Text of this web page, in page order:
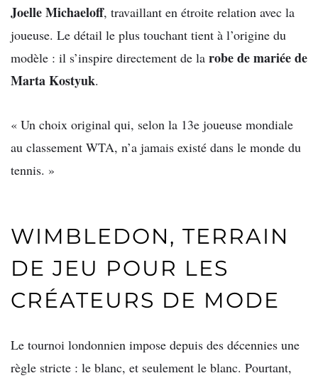
Joelle Michaeloff, travaillant en étroite relation avec la
joueuse. Le détail le plus touchant tient à l’origine du
modèle : il s’inspire directement de la robe de mariée de
Marta Kostyuk.
« Un choix original qui, selon la 13e joueuse mondiale
au classement WTA, n’a jamais existé dans le monde du
tennis. »
WIMBLEDON, TERRAIN
DE JEU POUR LES
CRÉATEURS DE MODE
Le tournoi londonnien impose depuis des décennies une
règle stricte : le blanc, et seulement le blanc. Pourtant,